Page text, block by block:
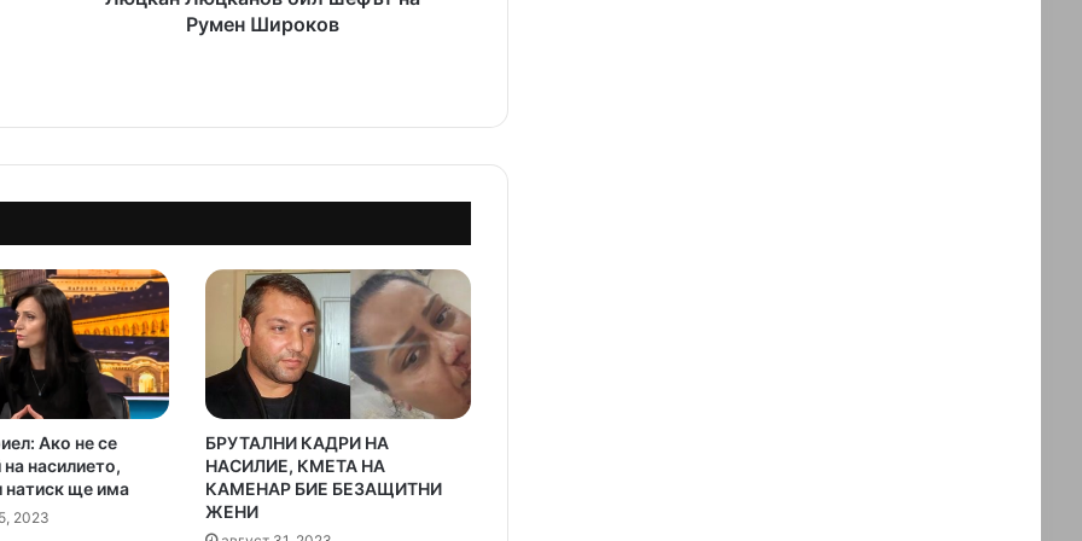
н
е
и
з
и
ц
и
Л
Румен Широков
Ако не се
насилието,
натиск ще има
2023
БРУТАЛНИ КАДРИ НА
НАСИЛИЕ, КМЕТА НА
КАМЕНАР БИЕ БЕЗАЩИТНИ
ЖЕНИ